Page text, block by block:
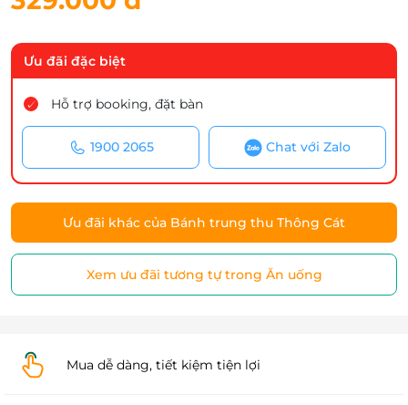
Ưu đãi đặc biệt
Hỗ trợ booking, đặt bàn
1900 2065 Chat với Zalo
Ưu đãi khác của Bánh trung thu Thông Cát
Xem ưu đãi tương tự trong Ăn uống
Mua dễ dàng, tiết kiệm tiện lợi